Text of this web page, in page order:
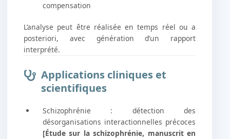
compensation
L’analyse peut être réalisée en temps réel ou a
posteriori, avec génération d’un rapport
interprété.
Applications cliniques et
scientifiques
Schizophrénie : détection des
désorganisations interactionnelles précoces
[Étude sur la schizophrénie, manuscrit en